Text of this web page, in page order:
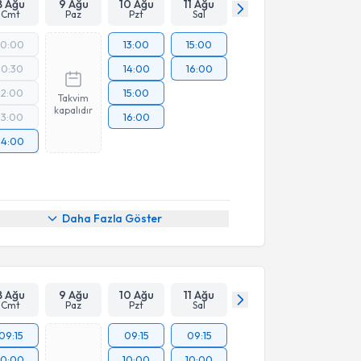
Ağu
Cmt
9 Ağu
Paz
10 Ağu
Pzt
11 Ağu
Sal
Takvim
kapalıdır
13:00
14:00
15:00
16:00
15:00
16:00
Daha Fazla Göster
Ağu
Cmt
9 Ağu
Paz
10 Ağu
Pzt
11 Ağu
Sal
09:15
09:15